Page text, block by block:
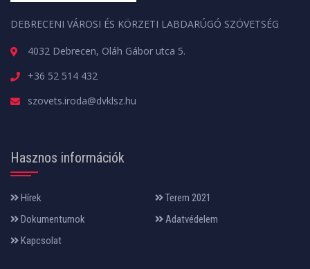
DEBRECENI VÁROSI ÉS KÖRZETI LABDARÚGÓ SZÖVETSÉG
4032 Debrecen, Oláh Gábor utca 5.
+36 52 514 432
szovets.iroda@dvklsz.hu
Hasznos információk
Hírek
Terem 2021
Dokumentumok
Adatvédelem
Kapcsolat